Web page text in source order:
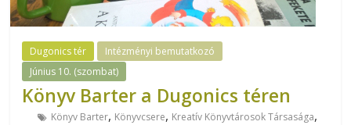
Dugonics tér
Intézményi bemutatkozó
Június 10. (szombat)
Könyv Barter a Dugonics téren
Könyv Barter, Könyvcsere, Kreatív Könyvtárosok Társasága,